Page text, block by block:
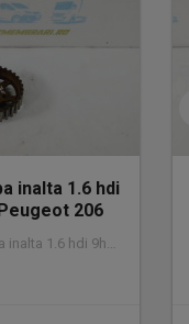
inalta 1.6 hdi
206
9636947780 | utilizat | garanție